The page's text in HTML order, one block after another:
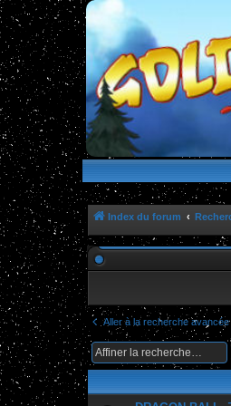
le site de la Lune Rouge
Index du forum
Aller à la recherche avancée